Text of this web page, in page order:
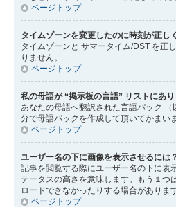
ページトップ
タイムゾーンを変更したのに時刻が正し
タイムゾーンと サマータイム/DST を正
りません。
ページトップ
私の母語が “掲示板の言語” リストにあり
あなたの母語へ翻訳された言語パック
分で母語パックを作成して頂いてかまい
ページトップ
ユーザー名の下に画像を表示させるには
記事を閲覧する際にユーザー名の下に表
テータスの高さを意味します。もう１
ロードできなかったりする場合がありま
ページトップ